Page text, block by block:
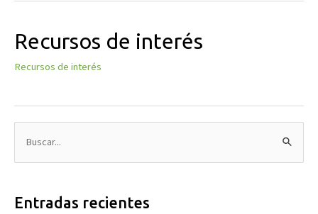
Recursos de interés
Recursos de interés
u
cEntradas recientes